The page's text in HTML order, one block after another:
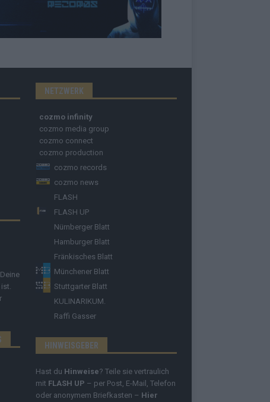
NETZWERK
cozmo infinity
cozmo media group
cozmo connect
cozmo production
cozmo records
cozmo news
FLASH
FLASH UP
Nürnberger Blatt
Hamburger Blatt
Fränkisches Blatt
Münchener Blatt
Stuttgarter Blatt
KULINARIKUM.
Raffi Gasser
HINWEISGEBER
Hast du Hinweise? Teile sie vertraulich
mit FLASH UP – per Post, E-Mail, Telefon
oder anonymem Briefkasten – Hier